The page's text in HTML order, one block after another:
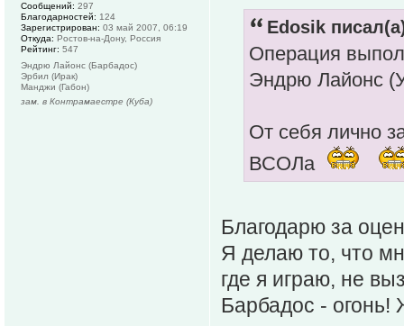
Edosik
Операция
Эндрю Лайонс
От себя лично
ВСОЛа
Благодарю за
Я делаю то, что
где я играю, не
Барбадос - огонь!
Сообщений: 297
Благодарностей: 124
Зарегистрирован: 03 май 2007, 06:19
Откуда: Ростов-на-Дону, Россия
Рейтинг: 547
Эндрю Лайонс (Барбадос)
Эрбил (Ирак)
Манджи (Габон)
зам. в Контрамаестре (Куба)